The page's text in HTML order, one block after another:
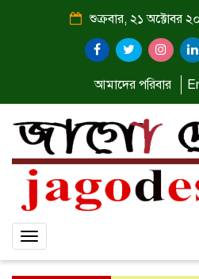
শুক্রবার, ২১ অক্টোবর
আমাদের পরিবার
Toggle
navigation